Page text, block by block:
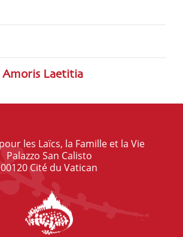
Amoris Laetitia
les Laïcs, la Famille et la Vie
Palazzo San Calisto
00120 Cité du Vatican